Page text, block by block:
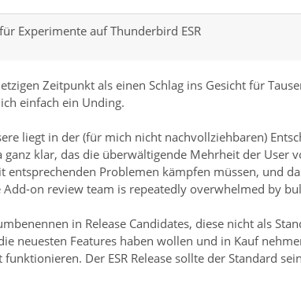
Experimente auf Thunderbird ESR
Zeitpunkt als einen Schlag ins Gesicht für
einfach ein Unding.
liegt in der (für mich nicht nachvollziehbaren)
ganz klar, das die überwältigende Mehrheit der User
Problemen kämpfen müssen, und
on review team is repeatedly overwhelmed by
in Release Candidates, diese nicht als
neuesten Features haben wollen und in Kauf
Der ESR Release sollte der Standard